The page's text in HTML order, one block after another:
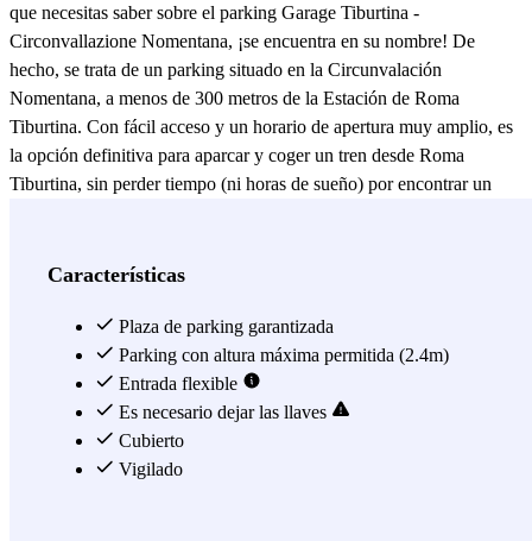
que necesitas saber sobre el parking Garage Tiburtina -
Circonvallazione Nomentana, ¡se encuentra en su nombre! De
hecho, se trata de un parking situado en la Circunvalación
Nomentana, a menos de 300 metros de la Estación de Roma
Tiburtina. Con fácil acceso y un horario de apertura muy amplio, es
la opción definitiva para aparcar y coger un tren desde Roma
Tiburtina, sin perder tiempo (ni horas de sueño) por encontrar un
inseguridad... esta vez no tendrás nada de qué preocuparte, ya que el
vigilancia! Si, en cambio, acabas de llegar y quieres visitar Roma,
podrás llegar rápidamente hasta el casco histórico gracias al
transporte público; justo delante del parking están las paradas de los
autobuses 62, 168 y 309. Mientras que desde la estación de Roma
Tiburtina transita la línea B de metro. Ésta es perfecta para llegar en
pocos minutos hasta el Coliseo, el Circo Máximo, el Foro Romano y
Características
Plaza de parking garantizada
Parking con altura máxima permitida (2.4m)
Entrada flexible
Es necesario dejar las llaves
Cubierto
Vigilado